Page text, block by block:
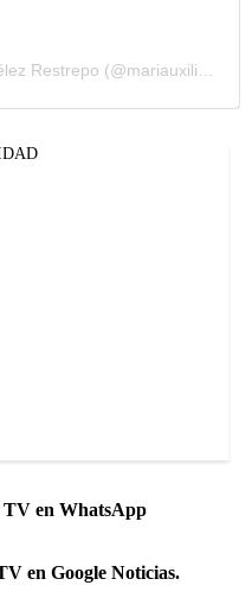
A post shared by María Auxilio Vélez Restrepo (@mariauxiliovelez)
TV en WhatsApp
en Google Noticias.